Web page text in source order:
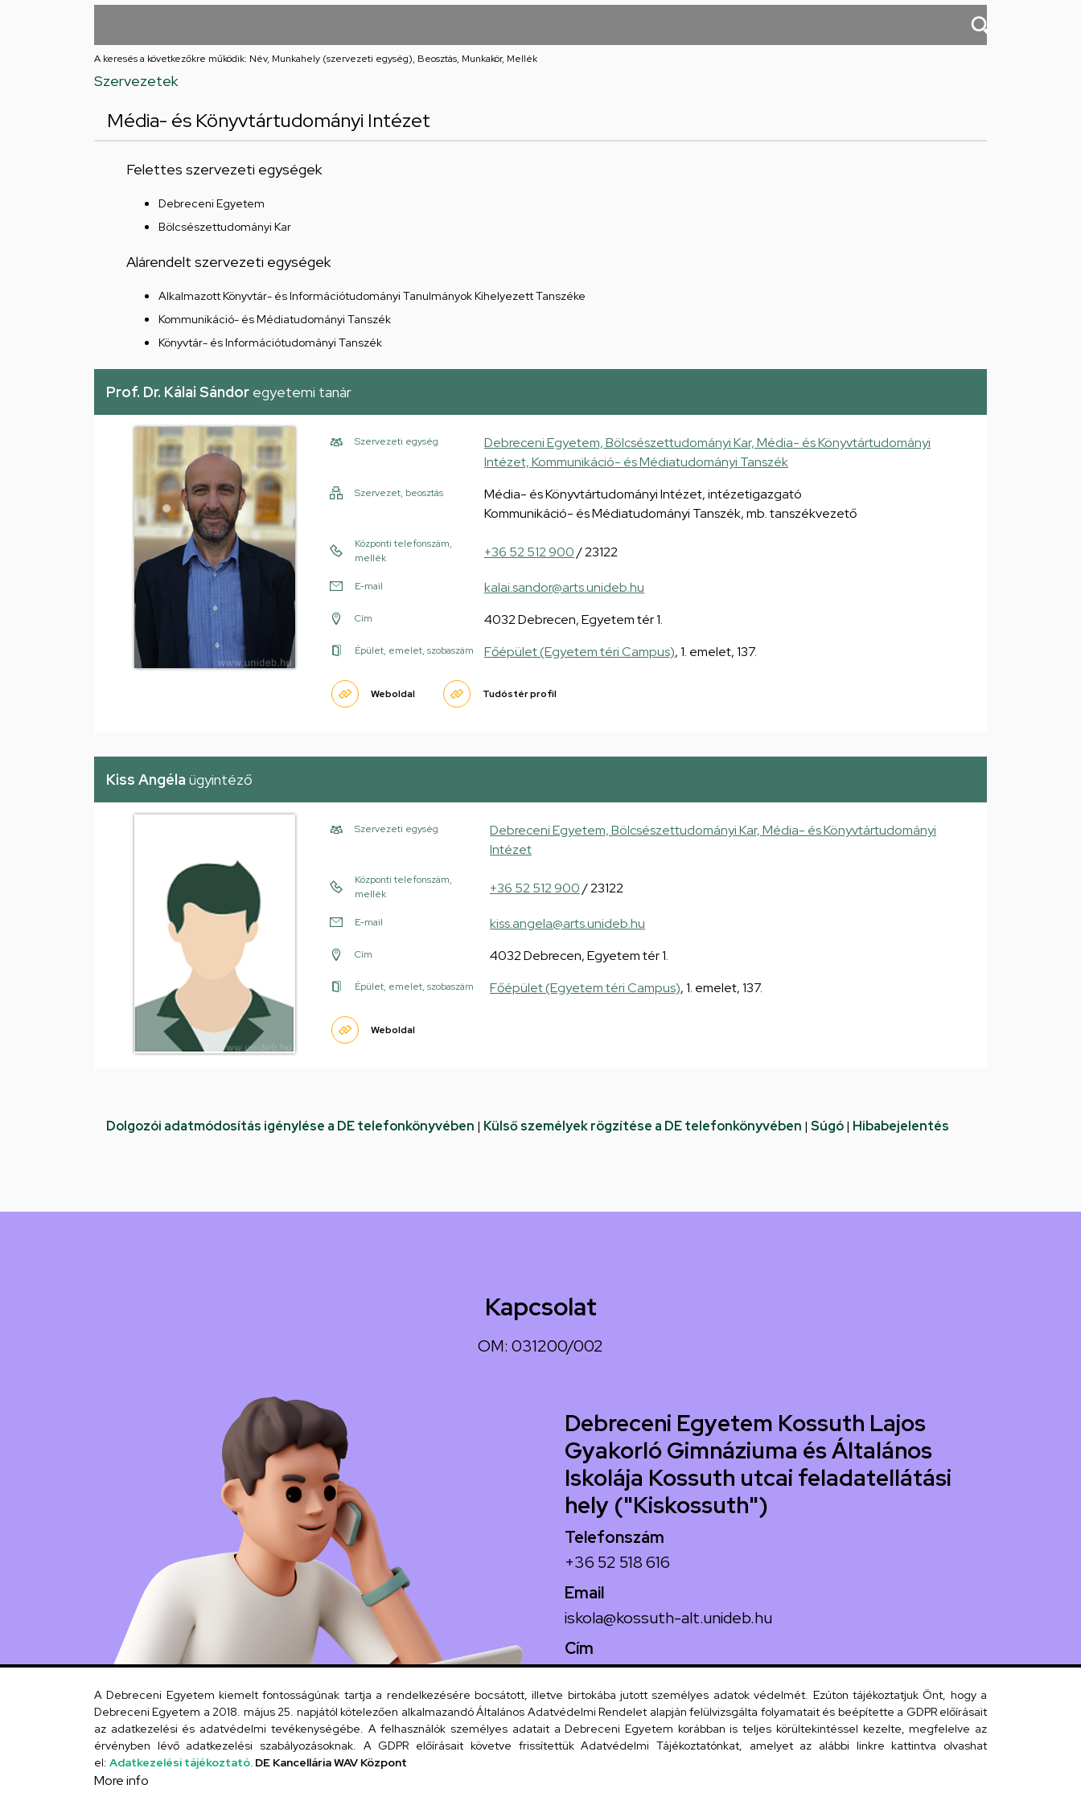
feladatellátási
A keresés a következőkre működik: Név, Munkahely (szervezeti egység), Beosztás, Munkakör, Mellék
Szervezetek
Média- és Könyvtártudományi Intézet
Felettes szervezeti egységek
Debreceni Egyetem
Bölcsészettudományi Kar
Alárendelt szervezeti egységek
Alkalmazott Könyvtár- és Információtudományi Tanulmányok Kihelyezett Tanszéke
Kommunikáció- és Médiatudományi Tanszék
Könyvtár- és Információtudományi Tanszék
Prof. Dr. Kálai Sándor egyetemi tanár
Szervezeti egység
Debreceni Egyetem, Bölcsészettudományi Kar, Média- és Könyvtártudományi
Intézet, Kommunikáció- és Médiatudományi Tanszék
Szervezet, beosztás
Média- és Könyvtártudományi Intézet, intézetigazgató
Kommunikáció- és Médiatudományi Tanszék, mb. tanszékvezető
Központi telefonszám,
mellék
+36 52 512 900/ 23122
E-mail kalai.sandor@arts.unideb.hu
Cím 4032 Debrecen, Egyetem tér 1.
Épület, emelet, szobaszám Főépület (Egyetem téri Campus), 1. emelet, 137.
Weboldal Tudóstér profil
Kiss Angéla ügyintéző
Szervezeti egység
Debreceni Egyetem, Bölcsészettudományi Kar, Média- és Könyvtártudományi
Intézet
Központi telefonszám,
mellék
+36 52 512 900/ 23122
E-mail kiss.angela@arts.unideb.hu
Cím 4032 Debrecen, Egyetem tér 1.
Épület, emelet, szobaszám Főépület (Egyetem téri Campus), 1. emelet, 137.
Weboldal
Dolgozói adatmódosítás igénylése a DE telefonkönyvében | Külső személyek rögzítése a DE telefonkönyvében | Súgó| Hibabejelentés
Kapcsolat
OM: 031200/002
Debreceni Egyetem Kossuth Lajos
Gyakorló Gimnáziuma és Általános
Iskolája Kossuth utcai feladatellátási
hely ("Kiskossuth")
Telefonszám
+36 52 518 616
Email
iskola@kossuth-alt.unideb.hu
Cím
4024 Debrecen, Kossuth utca 33.
Szervezeti telefonkönyv
A Debreceni Egyetem kiemelt fontosságúnak tartja a rendelkezésére bocsátott, illetve birtokába jutott személyes adatok védelmét. Ezúton tájékoztatjuk Önt, hogy a
Debreceni Egyetem a 2018. május 25. napjától kötelezően alkalmazandó Általános Adatvédelmi Rendelet alapján felülvizsgálta folyamatait és beépítette a GDPR előírásait
az adatkezelési és adatvédelmi tevékenységébe. A felhasználók személyes adatait a Debreceni Egyetem korábban is teljes körültekintéssel kezelte, megfelelve az
érvényben lévő adatkezelési szabályozásoknak. A GDPR előírásait követve frissítettük Adatvédelmi Tájékoztatónkat, amelyet az alábbi linkre kattintva olvashat
el: Adatkezelési tájékoztató. DE Kancellária WAV Központ
More info